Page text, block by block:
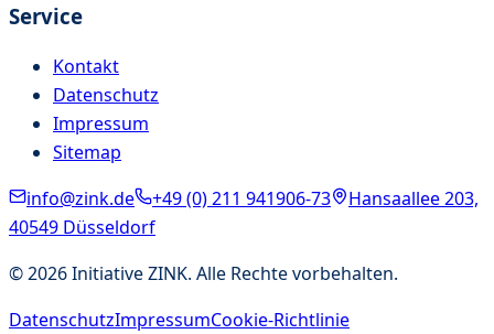
Service
Kontakt
Datenschutz
Impressum
Sitemap
info@zink.de
+49 (0) 211 941906-73
Hansaallee 203,
40549 Düsseldorf
©2026Initiative ZINK. Alle Rechte vorbehalten.
DatenschutzImpressumCookie-Richtlinie